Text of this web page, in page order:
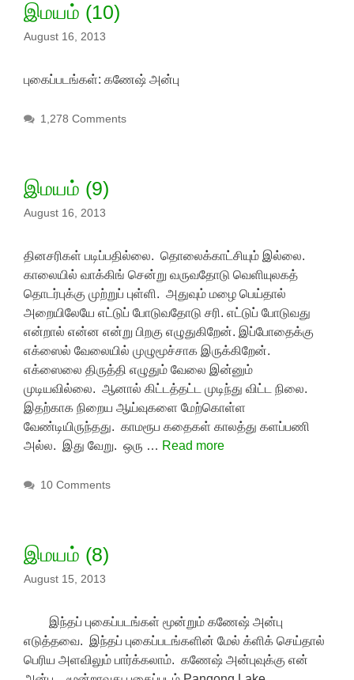
இமயம் (10)
August 16, 2013
புகைப்படங்கள்: கணேஷ் அன்பு
1,278 Comments
இமயம் (9)
August 16, 2013
தினசரிகள் படிப்பதில்லை. தொலைக்காட்சியும் இல்லை.
காலையில் வாக்கிங் சென்று வருவதோடு வெளியுலகத்
தொடர்புக்கு முற்றுப் புள்ளி. அதுவும் மழை பெய்தால்
அறையிலேயே எட்டுப் போடுவதோடு சரி. எட்டுப் போடுவது
என்றால் என்ன என்று பிறகு எழுதுகிறேன். இப்போதைக்கு
எக்ஸைல் வேலையில் முழுமூச்சாக இருக்கிறேன்.
எக்ஸைலை திருத்தி எழுதும் வேலை இன்னும்
முடியவில்லை. ஆனால் கிட்டத்தட்ட முடிந்து விட்ட நிலை.
இதற்காக நிறைய ஆய்வுகளை மேற்கொள்ள
வேண்டியிருந்தது. காமரூப கதைகள் காலத்து களப்பணி
அல்ல. இது வேறு. ஒரு … Read more
10 Comments
இமயம் (8)
August 15, 2013
இந்தப் புகைப்படங்கள் மூன்றும் கணேஷ் அன்பு
எடுத்தவை. இந்தப் புகைப்படங்களின் மேல் க்ளிக் செய்தால்
பெரிய அளவிலும் பார்க்கலாம். கணேஷ் அன்புவுக்கு என்